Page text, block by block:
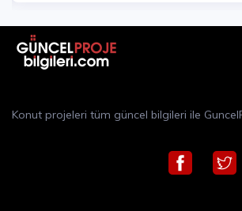
Konut projeleri tüm güncel bilgileri ile